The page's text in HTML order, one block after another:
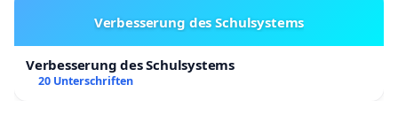
Verbesserung des Schulsystems
Verbesserung des Schulsystems
20 Unterschriften